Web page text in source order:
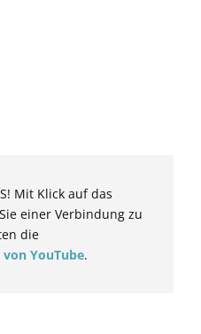
Mit Klick auf das
einer Verbindung zu
die
YouTube.